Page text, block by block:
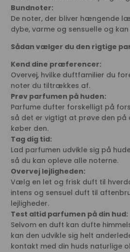
Bundnoter:
De noter, der bliver hængende
dybe, varme og sensuelle og
Sådan vælger du den rigtige
Kend dine præferencer:
Overvej, hvilke duftfamilier du
noter du tiltrækkes af.
Prøv parfumen på huden:
Parfume dufter forskelligt på
så det er vigtigt at prøve den på
køber den.
Tag dig tid:
Lad parfumen udvikle sig på
så du kan opleve alle noterne.
Overvej lejligheden:
Vælg en let og frisk duft til
intens og sensuel duft til
lejligheder.
Test altid parfumen på din hud:
Selvom en duft kan dufte
kan den udvikle sig helt
kontakt med din huds naturlige